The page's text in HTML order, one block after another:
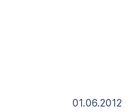
01.06.2012